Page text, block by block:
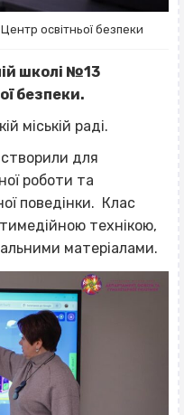
освітньої безпеки
школі №13
безпеки.
міській раді.
створили для
роботи та
поведінки. Клас
технікою,
матеріалами.